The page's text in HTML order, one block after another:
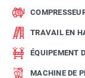
TRAVAIL EN
ÉQUIPEMENT
MACHINE DE